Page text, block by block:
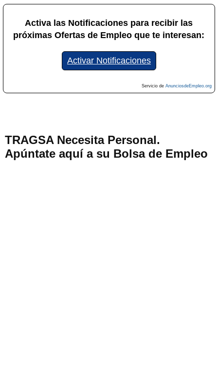
Activa las Notificaciones para recibir las
próximas Ofertas de Empleo que te interesan:
Activar Notificaciones
Servicio de AnunciosdeEmpleo.org
TRAGSA Necesita Personal.
Apúntate aquí a su Bolsa de Empleo